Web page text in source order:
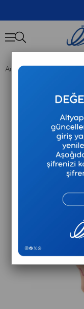
Anasayfa Varis